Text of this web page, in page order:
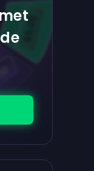
met
$5.00